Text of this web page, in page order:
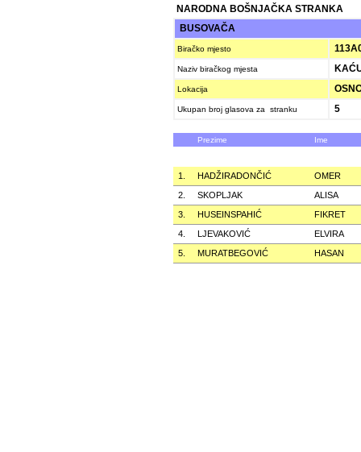
NARODNA BOŠNJAČKA STRANKA
BUSOVAČA
Biračko mjesto
Naziv biračkog mjesta
Lokacija
Ukupan broj glasova za stranku 5
Prezime Ime
1. HADŽIRADONČIĆ
OMER
2.
SKOPLJAK
ALISA
3.
HUSEINSPAHIĆ
FIKRET
4.
LJEVAKOVIĆ
ELVIRA
5.
MURATBEGOVIĆ HASAN